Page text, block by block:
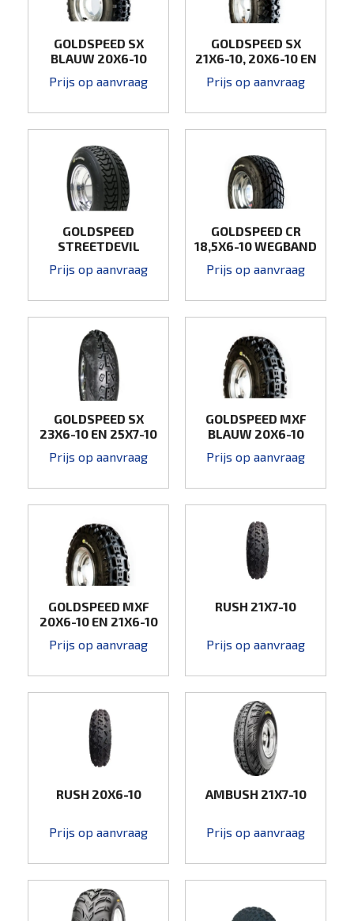
GOLDSPEED SX
BLAUW 20X6-10
Prijs op aanvraag
GOLDSPEED SX
21X6-10, 20X6-10 EN
Prijs op aanvraag
GOLDSPEED
STREETDEVIL
Prijs op aanvraag
GOLDSPEED CR
18,5X6-10 WEGBAND
Prijs op aanvraag
GOLDSPEED SX
23X6-10 EN 25X7-10
Prijs op aanvraag
GOLDSPEED MXF
BLAUW 20X6-10
Prijs op aanvraag
GOLDSPEED MXF
20X6-10 EN 21X6-10
Prijs op aanvraag
RUSH 21X7-10
Prijs op aanvraag
RUSH 20X6-10
Prijs op aanvraag
AMBUSH 21X7-10
Prijs op aanvraag